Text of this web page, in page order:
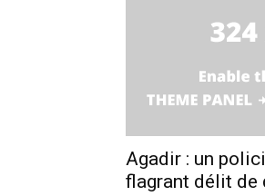
Agadir : un
flagrant délit de